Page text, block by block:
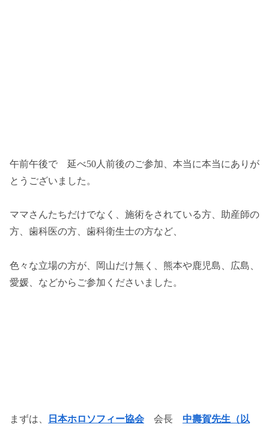
午前午後で 延べ50人前後のご参加、本当に本当にありが
とうございました。
ママさんたちだけでなく、施術をされている方、助産師の
方、歯科医の方、歯科衛生士の方など、
色々な立場の方が、岡山だけ無く、熊本や鹿児島、広島、
愛媛、などからご参加くださいました。
まずは、 日本ホロソフィー協会会長 中壽賀先生（以